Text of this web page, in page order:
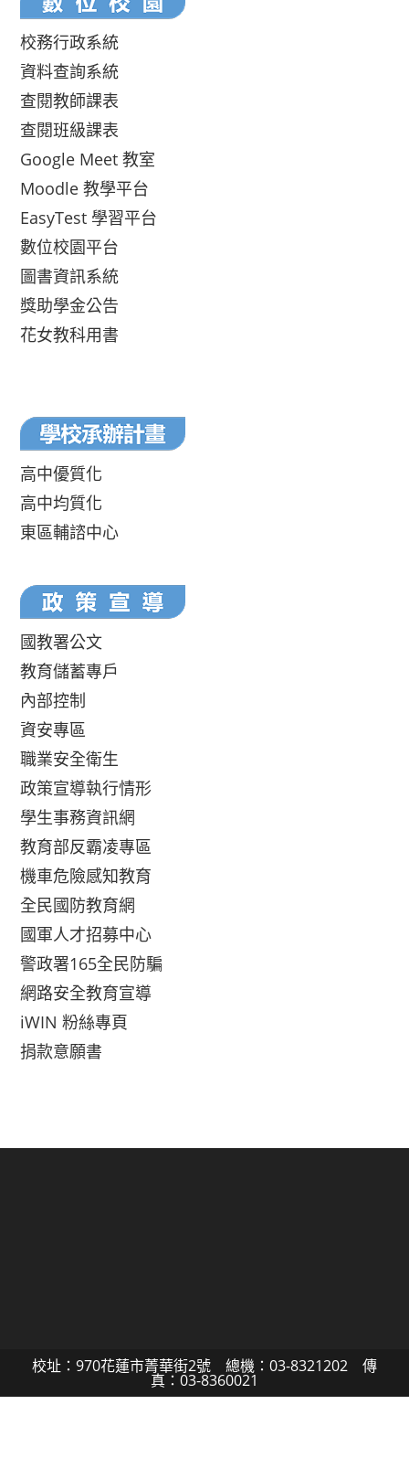
校務行政系統
資料查詢系統
查閱教師課表
查閱班級課表
Google Meet 教室
Moodle 教學平台
EasyTest 學習平台
數位校園平台
圖書資訊系統
獎助學金公告
花女教科用書
高中優質化
高中均質化
東區輔諮中心
國教署公文
教育儲蓄專戶
內部控制
資安專區
職業安全衛生
政策宣導執行情形
學生事務資訊網
教育部反霸凌專區
機車危險感知教育
全民國防教育網
國軍人才招募中心
警政署165全民防騙
網路安全教育宣導
iWIN 粉絲專頁
捐款意願書
校址：970花蓮市菁華街2號 總機：03-8321202 傳
真：03-8360021